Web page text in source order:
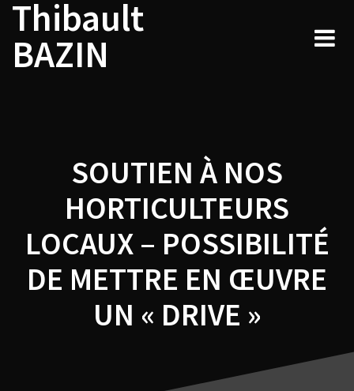
Skip
content
Thibault
BAZIN
SOUTIEN À NOS
HORTICULTEURS
LOCAUX – POSSIBILITÉ
DE METTRE EN ŒUVRE
UN « DRIVE »
Navigation
de